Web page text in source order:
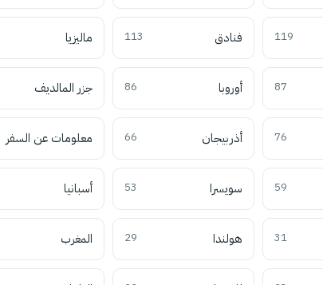
119 فنادق 113 ماليزيا
87 أوروبا 86 جزر المالديف
76 أذربيجان 66 معلومات عن السفر
59 سويسرا 53 أسبانيا
31 هولندا 29 المغرب